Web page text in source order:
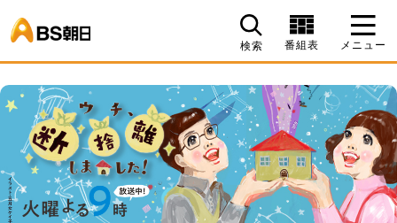
検索 番組表 メニュー